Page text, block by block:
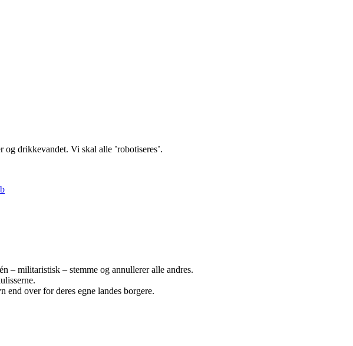
drikkevandet. Vi skal alle ’robotiseres’.
– militaristisk – stemme og annullerer alle andres.
end over for deres egne landes borgere.